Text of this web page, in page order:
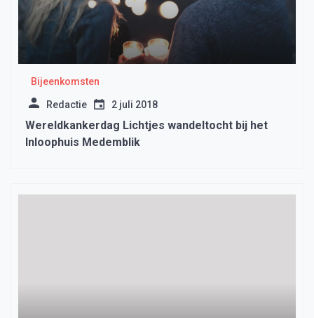
Bijeenkomsten
Redactie 2 juli 2018
Wereldkankerdag Lichtjes wandeltocht bij het
Inloophuis Medemblik